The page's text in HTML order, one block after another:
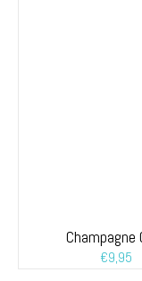
Champagne
€9,95